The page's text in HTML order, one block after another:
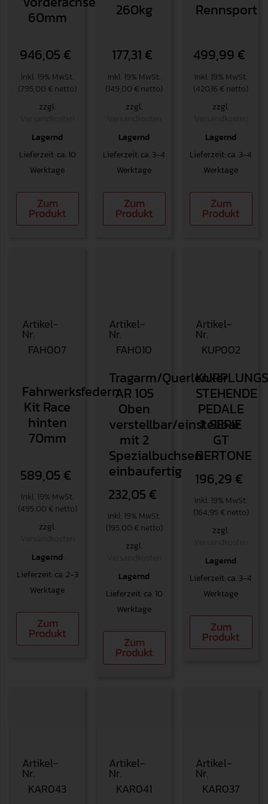
60mm
946,05 €
Inkl. 19% MwSt.
(795,00 € netto)
zzgl.
Lagernd
Lieferzeit: ca. 10
Werktage
Zum
Produkt
260kg
177,31 €
Inkl. 19% MwSt.
(149,00 € netto)
zzgl.
Lagernd
Lieferzeit: ca. 3-4
Werktage
Zum
Produkt
Rennsport
499,99 €
Inkl. 19% MwSt.
(420,16 € netto)
zzgl.
Lagernd
Lieferzeit: ca. 3-4
Werktage
Zum
Produkt
Artikel-
Nr.
FAH007
Fahrwerksfedern
Kit Race
hinten
70mm
589,05 €
Inkl. 19% MwSt.
(495,00 € netto)
zzgl.
Lagernd
Lieferzeit: ca. 2-3
Werktage
Zum
Produkt
Artikel-
Nr.
FAH010
Tragarm/Querlenker
AR 105
Oben
verstellbar/einstellbar
mit 2
Spezialbuchsen
einbaufertig
232,05 €
Inkl. 19% MwSt.
(195,00 € netto)
zzgl.
Lagernd
Lieferzeit: ca. 10
Werktage
Zum
Produkt
Artikel-
Nr.
KUP002
STEHENDE
PEDALE
1. SERIE
GT
BERTONE
196,29 €
Inkl. 19% MwSt.
(164,95 € netto)
zzgl.
Lagernd
Lieferzeit: ca. 3-4
Werktage
Zum
Produkt
Artikel-
Nr.
KAR043
Artikel-
Nr.
KAR041
Artikel-
Nr.
KAR037